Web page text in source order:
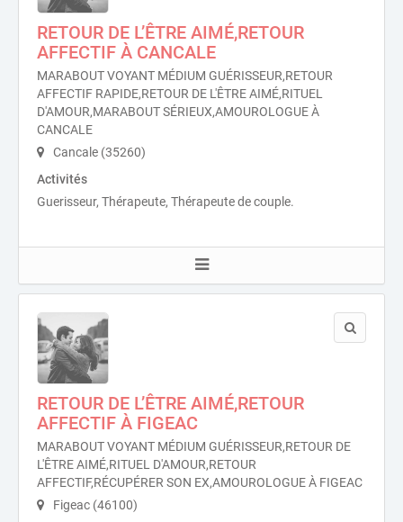
RETOUR DE L’ÊTRE AIMÉ,RETOUR
AFFECTIF À CANCALE
MARABOUT VOYANT MÉDIUM GUÉRISSEUR,RETOUR
AFFECTIF RAPIDE,RETOUR DE L'ÊTRE AIMÉ,RITUEL
D'AMOUR,MARABOUT SÉRIEUX,AMOUROLOGUE À
CANCALE
Cancale (35260)
Activités
Guerisseur, Thérapeute, Thérapeute de couple.
RETOUR DE L’ÊTRE AIMÉ,RETOUR
AFFECTIF À FIGEAC
MARABOUT VOYANT MÉDIUM GUÉRISSEUR,RETOUR DE
L'ÊTRE AIMÉ,RITUEL D'AMOUR,RETOUR
AFFECTIF,RÉCUPÉRER SON EX,AMOUROLOGUE À FIGEAC
Figeac (46100)